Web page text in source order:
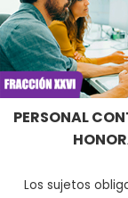
PERSONAL
Los sujetos